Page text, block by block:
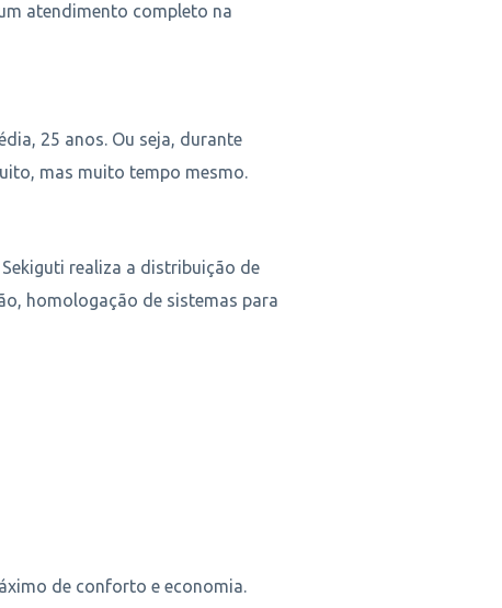
atendimento completo na
25 anos. Ou seja, durante
mas muito tempo mesmo.
realiza a distribuição de
homologação de sistemas para
de conforto e economia.